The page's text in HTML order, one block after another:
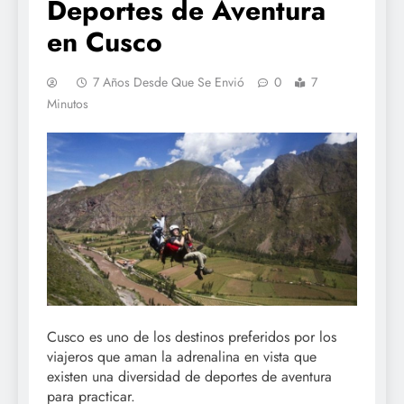
Deportes de Aventura
en Cusco
7 Años Desde Que Se Envió 0
7
Minutos
Cusco es uno de los destinos preferidos por los
viajeros que aman la adrenalina en vista que
existen una diversidad de deportes de aventura
para practicar.